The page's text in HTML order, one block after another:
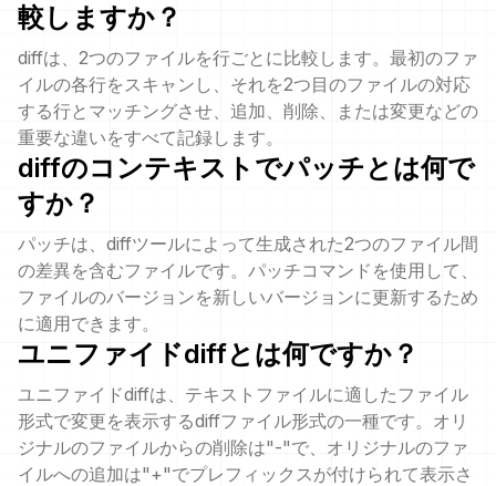
較しますか？
diffは、2つのファイルを行ごとに比較します。最初のファ
イルの各行をスキャンし、それを2つ目のファイルの対応
する行とマッチングさせ、追加、削除、または変更などの
重要な違いをすべて記録します。
diffのコンテキストでパッチとは何で
すか？
パッチは、diffツールによって生成された2つのファイル間
の差異を含むファイルです。パッチコマンドを使用して、
ファイルのバージョンを新しいバージョンに更新するため
に適用できます。
ユニファイドdiffとは何ですか？
ユニファイドdiffは、テキストファイルに適したファイル
形式で変更を表示するdiffファイル形式の一種です。オリ
ジナルのファイルからの削除は"-"で、オリジナルのファ
イルへの追加は"+"でプレフィックスが付けられて表示さ